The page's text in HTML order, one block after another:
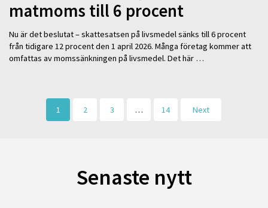
matmoms till 6 procent
Nu är det beslutat – skattesatsen på livsmedel sänks till 6 procent
från tidigare 12 procent den 1 april 2026. Många företag kommer att
omfattas av momssänkningen på livsmedel. Det här …
1 2 3 … 14 Next
Senaste nytt